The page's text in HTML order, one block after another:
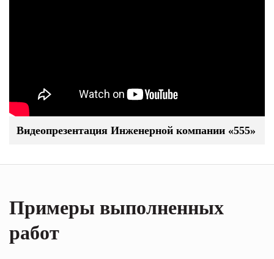
Видеопрезентация Инженерной компании «555»
Примеры выполненных
работ